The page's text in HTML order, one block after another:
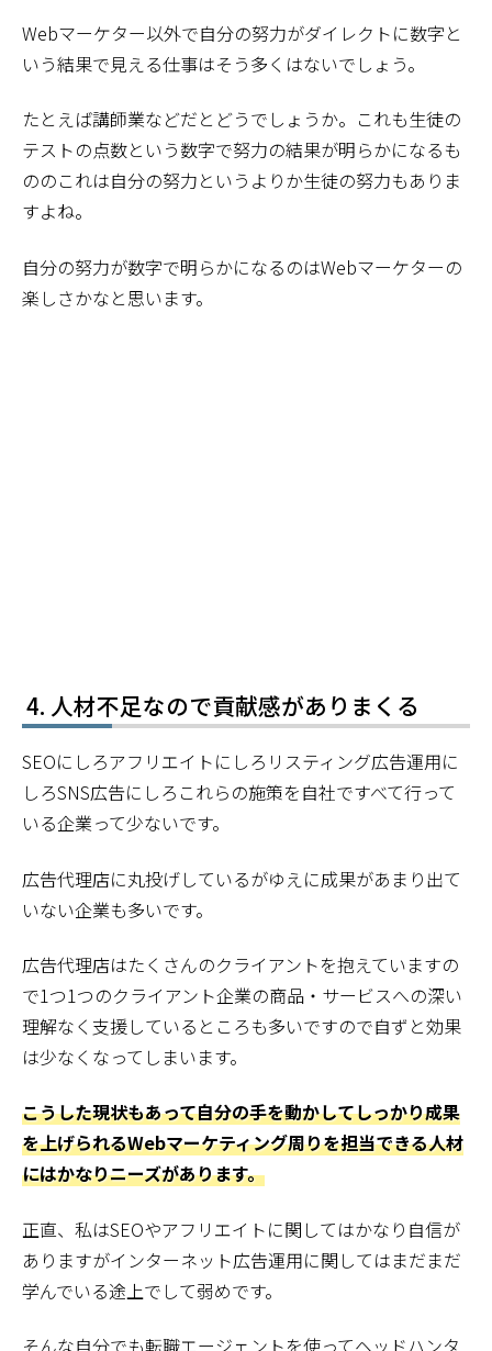
Webマーケター以外で自分の努力がダイレクトに数字と
いう結果で見える仕事はそう多くはないでしょう。
たとえば講師業などだとどうでしょうか。これも生徒の
テストの点数という数字で努力の結果が明らかになるも
ののこれは自分の努力というよりか生徒の努力もありま
すよね。
自分の努力が数字で明らかになるのはWebマーケターの
楽しさかなと思います。
人材不足なので貢献感がありまくる
SEOにしろアフリエイトにしろリスティング広告運用に
しろSNS広告にしろこれらの施策を自社ですべて行って
いる企業って少ないです。
広告代理店に丸投げしているがゆえに成果があまり出て
いない企業も多いです。
広告代理店はたくさんのクライアントを抱えていますの
で1つ1つのクライアント企業の商品・サービスへの深い
理解なく支援しているところも多いですので自ずと効果
は少なくなってしまいます。
こうした現状もあって自分の手を動かしてしっかり成果
を上げられるWebマーケティング周りを担当できる人材
にはかなりニーズがあります。
正直、私はSEOやアフリエイトに関してはかなり自信が
ありますがインターネット広告運用に関してはまだまだ
学んでいる途上でして弱めです。
そんな自分でも転職エージェントを使ってヘッドハンタ